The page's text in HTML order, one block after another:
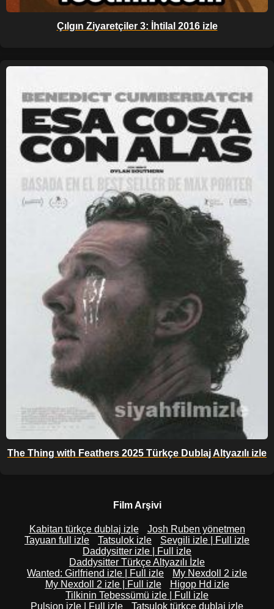
Çılgın Ziyaretçiler 3: İhtilal 2016 izle
The Thing with Feathers 2025 Türkçe Dublaj Altyazılı izle
Film Arşivi
Kabitan türkçe dublaj izle
Josh Ruben yönetmen
Tayuan full izle
Tatsulok izle
Sevgili izle | Full izle
Daddysitter izle | Full izle
Daddysitter Türkçe Altyazılı İzle
Wanted: Girlfriend izle | Full izle
My Nexdoll 2 izle
My Nexdoll 2 izle | Full izle
Higop Hd izle
Tilkinin Tebessümü izle | Full izle
Pulsion izle | Full izle
Tatsulok türkçe dublaj izle